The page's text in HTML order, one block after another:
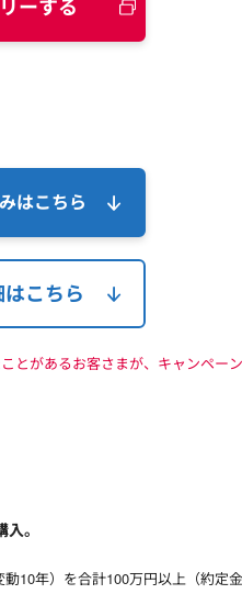
ーする
はこちら
こちら
があるお客さまが、キャンペー
。
10年）を合計100万円以上（約定